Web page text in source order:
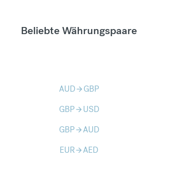
Beliebte Währungspaare
AUDarrow_forward GBP
GBParrow_forward USD
GBParrow_forwardAUD
EURarrow_forwardAED